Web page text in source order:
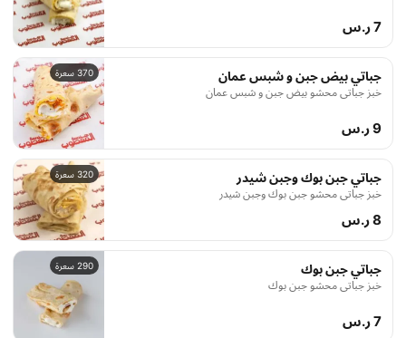
7 ر.س
370 سعرة جباتي بيض جبن و شبس عمان
خبز جباتي محشو بيض جبن و شبس عمان
9 ر.س
320 سعرة جباتي جبن بوك وجبن شيدر
خبز جباتي محشو جبن بوك وجبن شيدر
8 ر.س
290 سعرة جباتي جبن بوك
خبز جباتي محشو جبن بوك
7 ر.س